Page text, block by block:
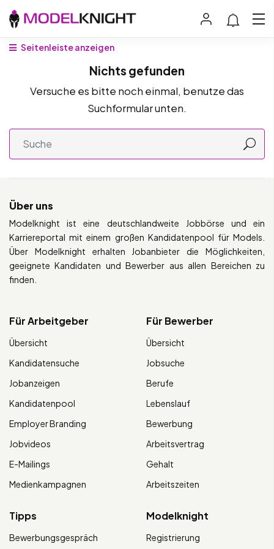
Seitenleiste anzeigen
Nichts gefunden
Versuche es bitte noch einmal, benutze das
Suchformular unten.
Über uns
Modelknight ist eine deutschlandweite Jobbörse und ein
Karriereportal mit einem großen Kandidatenpool für Models.
Über Modelknight erhalten Jobanbieter die Möglichkeiten,
geeignete Kandidaten und Bewerber aus allen Bereichen zu
finden.
Für Arbeitgeber
Übersicht
Kandidatensuche
Jobanzeigen
Kandidatenpool
Employer Branding
Jobvideos
E-Mailings
Medienkampagnen
Für Bewerber
Übersicht
Jobsuche
Berufe
Lebenslauf
Bewerbung
Arbeitsvertrag
Gehalt
Arbeitszeiten
Tipps
Bewerbungsgespräch
Modelknight
Registrierung